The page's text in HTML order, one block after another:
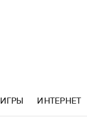
ИГРЫ ИНТЕРНЕТ